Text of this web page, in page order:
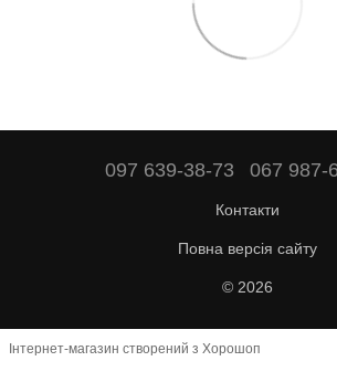
097 639-38-73 067 987-
Контакти
Повна версія сайту
© 2026
Інтернет-магазин створений з Хорошоп